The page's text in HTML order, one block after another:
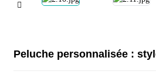
Peluche personnalisée :